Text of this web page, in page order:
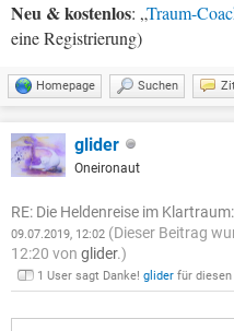
Neu & kostenlos: „Traum-
eine Registrierung)
Homepage Suchen
glider
Oneironaut
RE: Die Heldenreise im
09.07.2019, 12:02 (Dieser Beitrag
12:20 von glider.)
1 User sagt Danke! glider für